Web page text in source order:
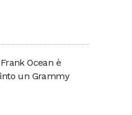
Ocean è
un Grammy